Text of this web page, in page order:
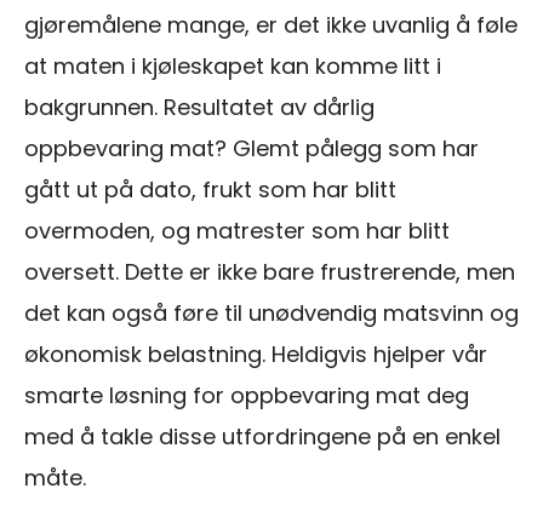
gjøremålene mange, er det ikke uvanlig å føle
at maten i kjøleskapet kan komme litt i
bakgrunnen. Resultatet av dårlig
oppbevaring mat? Glemt pålegg som har
gått ut på dato, frukt som har blitt
overmoden, og matrester som har blitt
oversett. Dette er ikke bare frustrerende, men
det kan også føre til unødvendig matsvinn og
økonomisk belastning. Heldigvis hjelper vår
smarte løsning for oppbevaring mat deg
med å takle disse utfordringene på en enkel
måte.